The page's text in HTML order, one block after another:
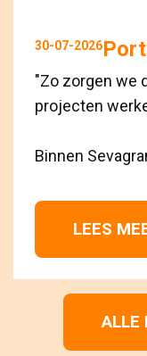
30-07-2026
"Zo zorgen we
projecten
Binnen
LEES
ALLE